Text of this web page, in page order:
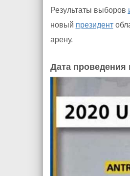
Результаты выборов
новый президент
арену.
Дата